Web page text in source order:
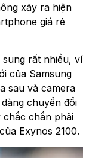
xảy ra hiện
giá rẻ
rất nhiều, ví
của Samsung
sau và camera
chuyển đổi
chắc chắn phải
Exynos 2100.